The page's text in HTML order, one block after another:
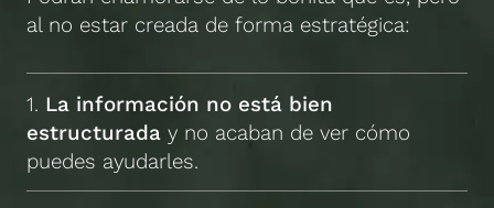
al no estar creada de forma estratégica:
1. La información no está bien
estructurada y no acaban de ver cómo
puedes ayudarles.